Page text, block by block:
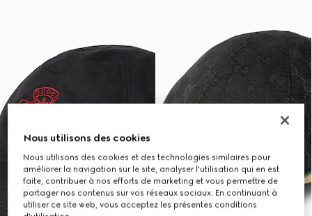
Nous utilisons des cookies
Nous utilisons des cookies et des technologies similaires pour
améliorer la navigation sur le site, analyser l'utilisation qui en est
faite, contribuer à nos efforts de marketing et vous permettre de
partager nos contenus sur vos réseaux sociaux. En continuant à
utiliser ce site web, vous acceptez les présentes conditions